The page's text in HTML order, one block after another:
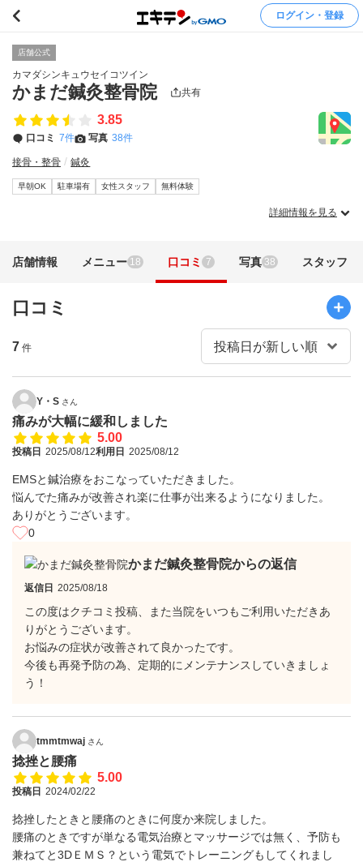
ログイン・登録
店舗公式
カマダシンキュウセイコツイン
かまだ鍼灸整骨院 共有
3.85
口コミ 7件 写真 38件
接骨・整骨 鍼灸
早朝OK 駐車場有 女性スタッフ 無料体験
詳細情報を見る
店舗情報 メニュー 18 口コミ 7 写真 38 スタッフ
口コミ
7 件
Y・S さん
痛みが大幅に緩和しました
5.00
投稿日 2025/08/12利用日 2025/08/12
EMSと鍼治療をおこなっていただきました。
悩んでた痛みが改善され楽に仕事が出来るようになりました。
ありがとうございます。
0
かまだ鍼灸整骨院からの返信
返信日 2025/08/18
この度はクチコミ投稿、また当院をいつもご利用いただきあ
りがとうございます。
お悩みの症状が改善されて良かったです。
今後も再発予防の為、定期的にメンテナンスしていきましょ
う！
tmmtmwaj さん
捻挫と腰痛
5.00
投稿日 2024/02/22
捻挫したときと腰痛のときに何度か来院しました。
腰痛のときですが単なる電気治療とマッサージでは無く、予防も
兼ねてと3DＥＭＳ？という電気でトレーニングもしてくれまし